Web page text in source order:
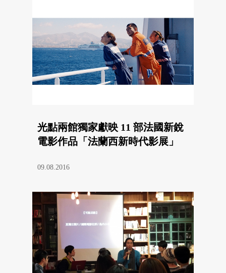
光點兩館獨家獻映 11 部法國新銳
電影作品「法蘭西新時代影展」
09.08.2016